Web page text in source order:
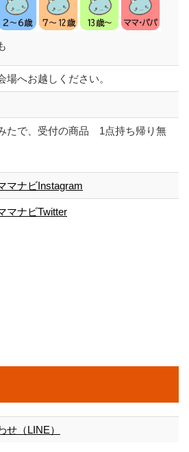
場へお越しください。
たで、受付の商品 1点持ち帰り無
マナビInstagram
マナビTwitter
せ（LINE）